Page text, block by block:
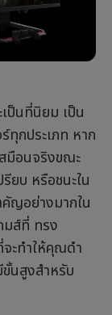
ป็นที่นิยม เป็น
ทุกประเภท หาก
มือนจริงขณะ
ยบ หรือชนะใน
ญอย่างมากใน
มส์ที่ ทรง
ะทำให้คุณดำ
นสูงสำหรับ